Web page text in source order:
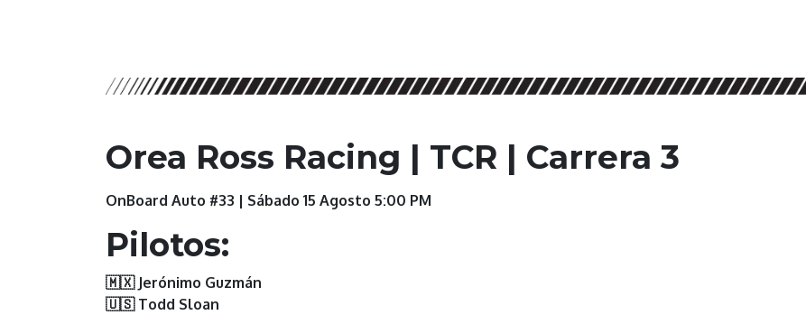
Orea Ross Racing | TCR | Carrera 3
OnBoard Auto #33 | Sábado 15 Agosto 5:00 PM
Pilotos:
🇲🇽 Jerónimo Guzmán
🇺🇸 Todd Sloan